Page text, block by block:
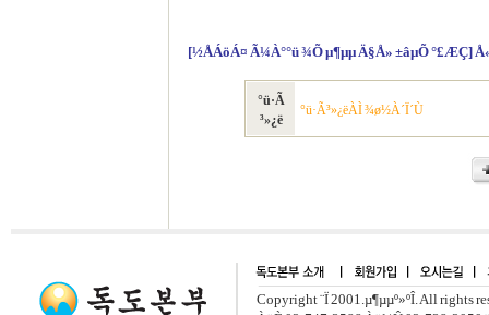
[½ÅÁöÁ¤ Ã¼À°°ü ¾Õ µ¶µµ Ä§Å» ±âµÕ °£ÆÇ] Å«
°ü·Ã
³»¿ë
°ü·Ã³»¿ëÀÌ ¾ø½À´Ï´Ù
Copyright ¨Ï 2001.µ¶µµº»ºÎ. All rights